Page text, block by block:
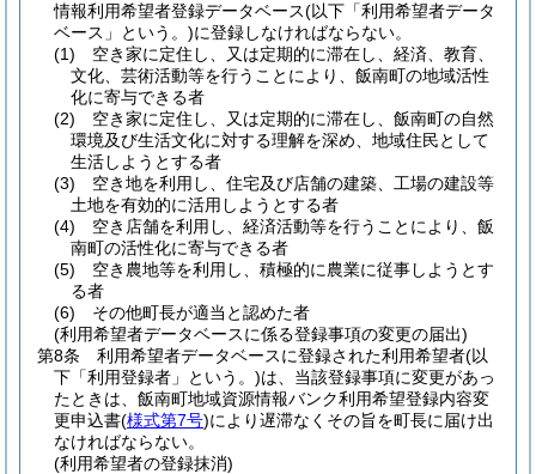
情報利用希望者登録データベース(以下「利用希望者データ
ベース」という。)に登録しなければならない。
(1)
空き家に定住し、又は定期的に滞在し、経済、教育、
文化、芸術活動等を行うことにより、飯南町の地域活性
化に寄与できる者
(2)
空き家に定住し、又は定期的に滞在し、飯南町の自然
環境及び生活文化に対する理解を深め、地域住民として
生活しようとする者
(3)
空き地を利用し、住宅及び店舗の建築、工場の建設等
土地を有効的に活用しようとする者
(4)
空き店舗を利用し、経済活動等を行うことにより、飯
南町の活性化に寄与できる者
(5)
空き農地等を利用し、積極的に農業に従事しようとす
る者
(6)
その他町長が適当と認めた者
(利用希望者データベースに係る登録事項の変更の届出)
第8条
利用希望者データベースに登録された利用希望者(以
下「利用登録者」という。)は、当該登録事項に変更があっ
たときは、飯南町地域資源情報バンク利用希望登録内容変
更申込書(様式第7号)により遅滞なくその旨を町長に届け出
なければならない。
(利用希望者の登録抹消)